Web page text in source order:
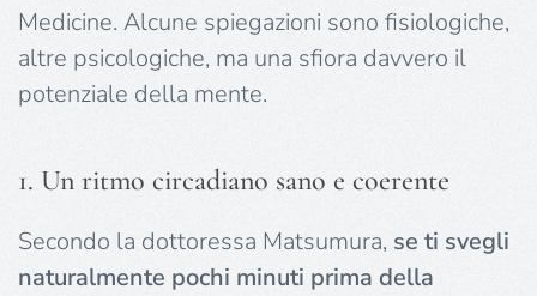
Medicine. Alcune spiegazioni sono fisiologiche,
altre psicologiche, ma una sfiora davvero il
potenziale della mente.
1. Un ritmo circadiano sano e coerente
Secondo la dottoressa Matsumura, se ti svegli
naturalmente pochi minuti prima della